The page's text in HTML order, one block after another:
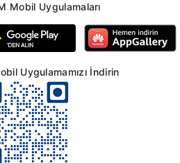
Mobil Uygulamaları
Uygulamamızı İndirin